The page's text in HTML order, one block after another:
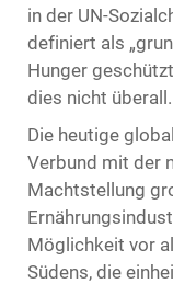
in der UN-
definiert als
Hunger
dies nicht überall.
Die heutige
Verbund mit der
Machtstellung
Möglichkeit vor
Südens, die